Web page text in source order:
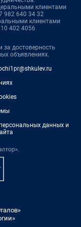
клиентами
982 640 34 32
клиентами
402 4056
за достоверность
объявлениях.
данных и